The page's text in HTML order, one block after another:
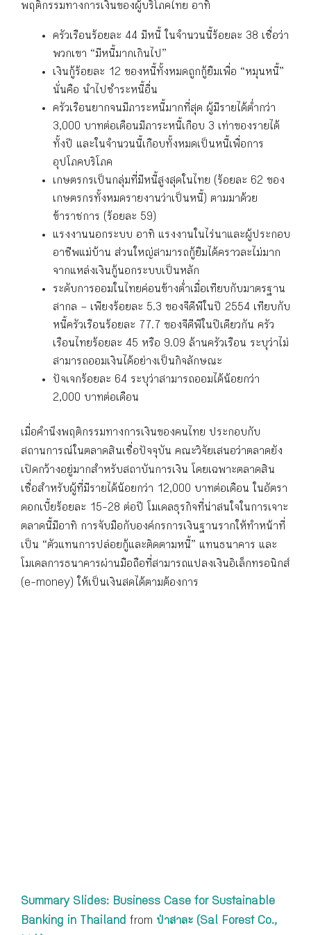
พฤติกรรมทางการเงินของผู้บริโภคไทย อาทิ
ครัวเรือนร้อยละ 44 มีหนี้ ในจำนวนนี้ร้อยละ 38 เชื่อว่า
พวกเขา “มีหนี้มากเกินไป”
เงินกู้ร้อยละ 12 ของหนี้ทั้งหมดถูกกู้ยืมเพื่อ “หมุนหนี้”
นั่นคือ นำไปชำระหนี้อื่น
ครัวเรือนยากจนมีภาระหนี้มากที่สุด ผู้มีรายได้ต่ำกว่า
3,000 บาทต่อเดือนมีภาระหนี้เกือบ 3 เท่าของรายได้
ทั้งปี และในจำนวนนี้เกือบทั้งหมดเป็นหนี้เพื่อการ
อุปโภคบริโภค
เกษตรกรเป็นกลุ่มที่มีหนี้สูงสุดในไทย (ร้อยละ 62 ของ
เกษตรกรทั้งหมดรายงานว่าเป็นหนี้) ตามมาด้วย
ข้าราชการ (ร้อยละ 59)
แรงงานนอกระบบ อาทิ แรงงานในไร่นาและผู้ประกอบ
อาชีพแม่บ้าน ส่วนใหญ่สามารถกู้ยืมได้คราวละไม่มาก
จากแหล่งเงินกู้นอกระบบเป็นหลัก
ระดับการออมในไทยค่อนข้างต่ำเมื่อเทียบกับมาตรฐาน
สากล – เพียงร้อยละ 5.3 ของจีดีพีในปี 2554 เทียบกับ
หนี้ครัวเรือนร้อยละ 77.7 ของจีดีพีในปีเดียวกัน ครัว
เรือนไทยร้อยละ 45 หรือ 9.09 ล้านครัวเรือน ระบุว่าไม่
สามารถออมเงินได้อย่างเป็นกิจลักษณะ
ปัจเจกร้อยละ 64 ระบุว่าสามารถออมได้น้อยกว่า
2,000 บาทต่อเดือน
เมื่อคำนึงพฤติกรรมทางการเงินของคนไทย ประกอบกับ
สถานการณ์ในตลาดสินเชื่อปัจจุบัน คณะวิจัยเสนอว่าตลาดยัง
เปิดกว้างอยู่มากสำหรับสถาบันการเงิน โดยเฉพาะตลาดสิน
เชื่อสำหรับผู้ที่มีรายได้น้อยกว่า 12,000 บาทต่อเดือน ในอัตรา
ดอกเบี้ยร้อยละ 15-28 ต่อปี โมเดลธุรกิจที่น่าสนใจในการเจาะ
ตลาดนี้มีอาทิ การจับมือกับองค์กรการเงินฐานรากให้ทำหน้าที่
เป็น “ตัวแทนการปล่อยกู้และติดตามหนี้” แทนธนาคาร และ
โมเดลการธนาคารผ่านมือถือที่สามารถแปลงเงินอิเล็กทรอนิกส์
(e-money) ให้เป็นเงินสดได้ตามต้องการ
Summary Slides: Business Case for Sustainable
Banking in Thailand from ป่าสาละ (Sal Forest Co.,